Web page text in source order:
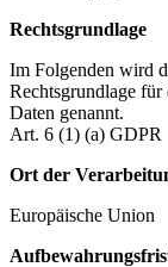
Rechtsgrundlage
Im Folgenden wird
Rechtsgrundlage für
Daten genannt.
Art. 6 (1) (a) GDPR
Ort der
Europäische Union